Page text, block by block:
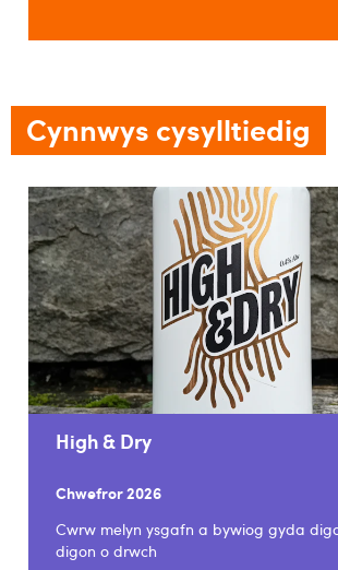
Cynnwys cysylltiedig
High & Dry
Chwefror 2026
Cwrw melyn ysgafn a bywiog gyda
digon o drwch